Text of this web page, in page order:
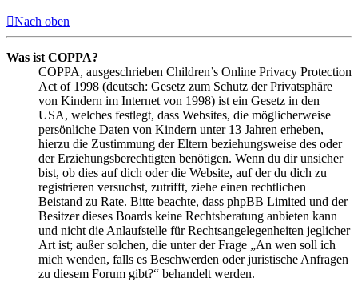
Nach oben
Was ist COPPA?
COPPA, ausgeschrieben Children’s Online Privacy Protection
Act of 1998 (deutsch: Gesetz zum Schutz der Privatsphäre
von Kindern im Internet von 1998) ist ein Gesetz in den
USA, welches festlegt, dass Websites, die möglicherweise
persönliche Daten von Kindern unter 13 Jahren erheben,
hierzu die Zustimmung der Eltern beziehungsweise des oder
der Erziehungsberechtigten benötigen. Wenn du dir unsicher
bist, ob dies auf dich oder die Website, auf der du dich zu
registrieren versuchst, zutrifft, ziehe einen rechtlichen
Beistand zu Rate. Bitte beachte, dass phpBB Limited und der
Besitzer dieses Boards keine Rechtsberatung anbieten kann
und nicht die Anlaufstelle für Rechtsangelegenheiten jeglicher
Art ist; außer solchen, die unter der Frage „An wen soll ich
mich wenden, falls es Beschwerden oder juristische Anfragen
zu diesem Forum gibt?“ behandelt werden.